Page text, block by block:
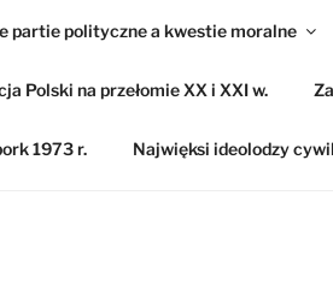
partie polityczne a kwestie moralne
Polski na przełomie XX i XXI w.
1973 r. Najwięksi ideolodzy